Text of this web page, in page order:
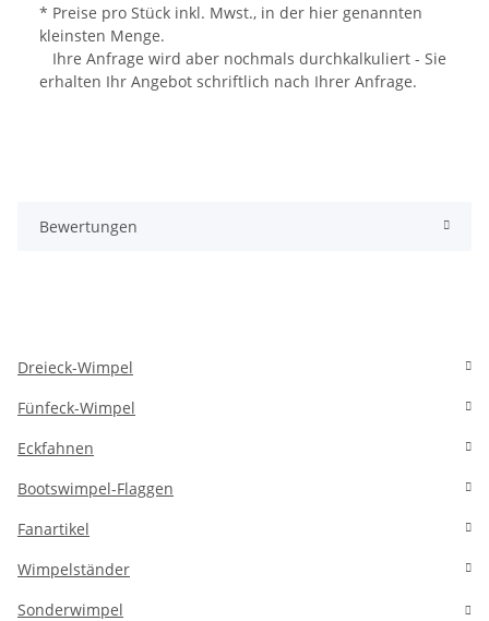
* Preise pro Stück inkl. Mwst., in der hier genannten
kleinsten Menge.
Ihre Anfrage wird aber nochmals durchkalkuliert - Sie
erhalten Ihr Angebot schriftlich nach Ihrer Anfrage.
Bewertungen
Dreieck-Wimpel
Fünfeck-Wimpel
Eckfahnen
Bootswimpel-Flaggen
Fanartikel
Wimpelständer
Sonderwimpel